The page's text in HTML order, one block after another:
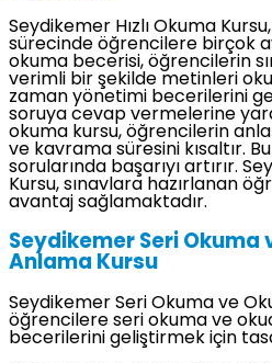
Seydikemer Hızlı Okuma
sürecinde öğrencilere birçok
okuma becerisi, öğrencilerin
verimli bir şekilde metinleri
zaman yönetimi becerilerini
soruya cevap vermelerine
okuma kursu, öğrencilerin
ve kavrama süresini kısaltır.
sorularında başarıyı artırır.
Kursu, sınavlara hazırlanan
avantaj sağlamaktadır.
Seydikemer Seri Okuma
Anlama Kursu
Seydikemer Seri Okuma ve
öğrencilere seri okuma ve
becerilerini geliştirmek için